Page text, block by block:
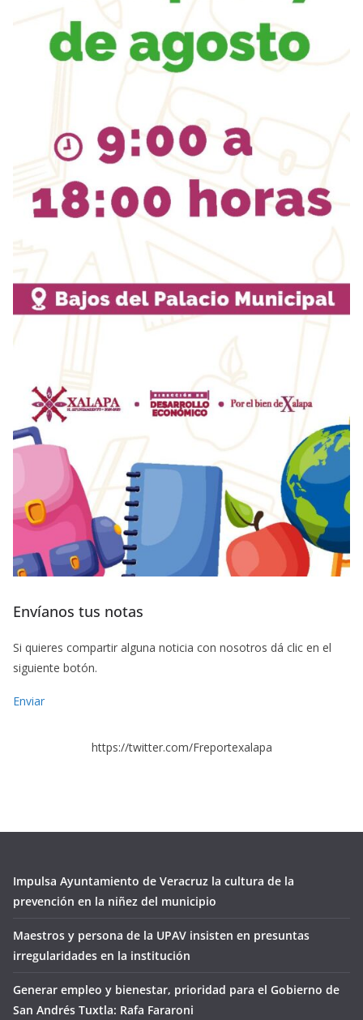
Envíanos tus notas
Si quieres compartir alguna noticia con nosotros dá clic en el
siguiente botón.
Enviar
https://twitter.com/Freportexalapa
Impulsa Ayuntamiento de Veracruz la cultura de la
prevención en la niñez del municipio
Maestros y persona de la UPAV insisten en presuntas
irregularidades en la institución
Generar empleo y bienestar, prioridad para el Gobierno de
San Andrés Tuxtla: Rafa Fararoni